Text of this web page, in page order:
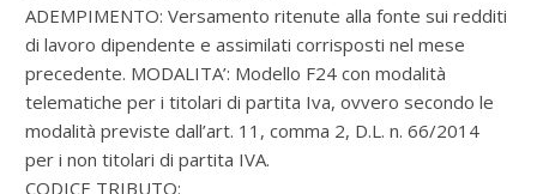
ADEMPIMENTO: Versamento ritenute alla fonte sui redditi
di lavoro dipendente e assimilati corrisposti nel mese
precedente. MODALITA’: Modello F24 con modalità
telematiche per i titolari di partita Iva, ovvero secondo le
modalità previste dall’art. 11, comma 2, D.L. n. 66/2014
per i non titolari di partita IVA.
CODICE TRIBUTO: